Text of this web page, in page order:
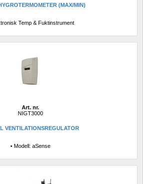
(MAX/MIN)
Temp & Fuktinstrument
Art. nr.
NIGT3000
VENTILATIONSREGULATOR
• Modell: aSense